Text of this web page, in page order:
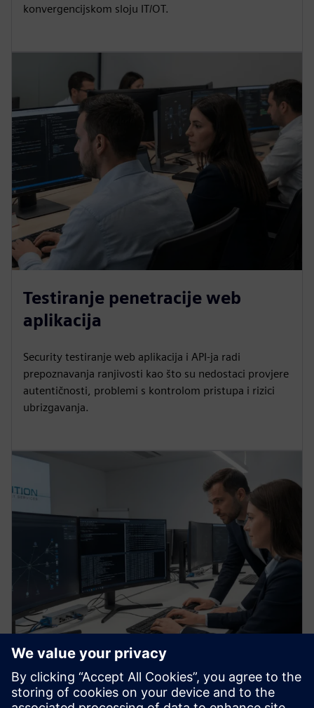
konvergencijskom sloju IT/OT.
Testiranje penetracije web
aplikacija
Security testiranje web aplikacija i API-ja radi
prepoznavanja ranjivosti kao što su nedostaci provjere
autentičnosti, problemi s kontrolom pristupa i rizici
ubrizgavanja.
Crveni tim i simulacija